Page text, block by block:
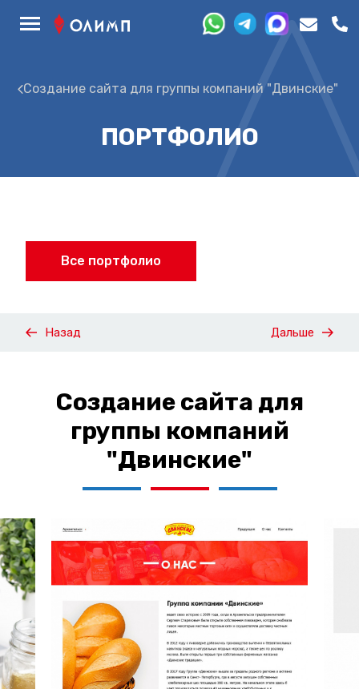
Создание сайта для группы компаний "Двинские"
ПОРТФОЛИО
Все портфолио
Назад Дальше
Создание сайта для
группы компаний
"Двинские"